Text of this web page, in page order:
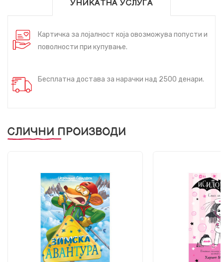
УНИКАТНА УСЛУГА
Картичка за лојалност која овозможува попусти и
поволности при купување.
Бесплатна достава за нарачки над 2500 денари.
СЛИЧНИ ПРОИЗВОДИ